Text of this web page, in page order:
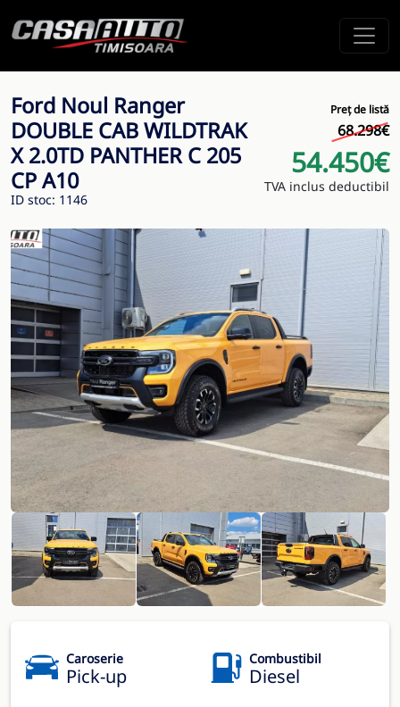
Ford Noul Ranger
DOUBLE CAB WILDTRAK
X 2.0TD PANTHER C 205
CP A10
ID stoc: 1146
Preț de listă
68.298€
54.450€
TVA inclus deductibil
Caroserie
Pick-up
Combustibil
Diesel